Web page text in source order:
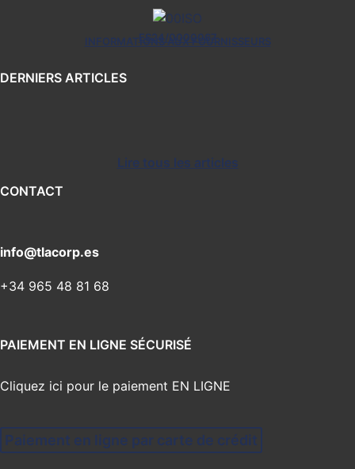
ES24/0000067
INFORMATIONS AUX FOURNISSEURS
DERNIERS ARTICLES
Lire tous les articles
CONTACT
info@tlacorp.es
+34 965 48 81 68
PAIEMENT EN LIGNE SÉCURISÉ
Cliquez ici pour le paiement EN LIGNE
Paiement en ligne par carte de crédit